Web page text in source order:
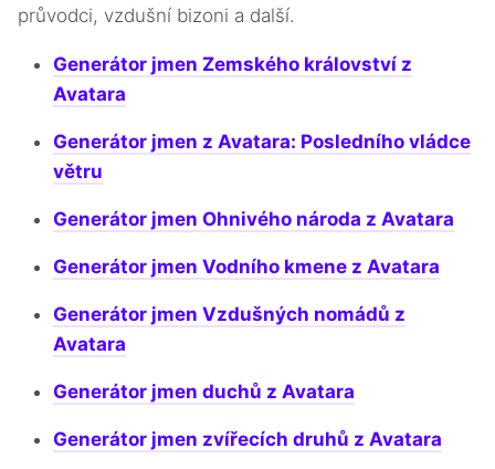
průvodci, vzdušní bizoni a další.
Generátor jmen Zemského království z
Avatara
Generátor jmen z Avatara: Posledního vládce
větru
Generátor jmen Ohnivého národa z Avatara
Generátor jmen Vodního kmene z Avatara
Generátor jmen Vzdušných nomádů z
Avatara
Generátor jmen duchů z Avatara
Generátor jmen zvířecích druhů z Avatara